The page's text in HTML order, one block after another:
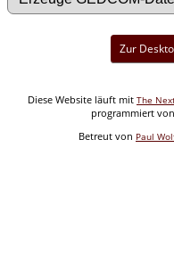
Zur
Diese Website läuft mit The
programmiert
Betreut von Paul